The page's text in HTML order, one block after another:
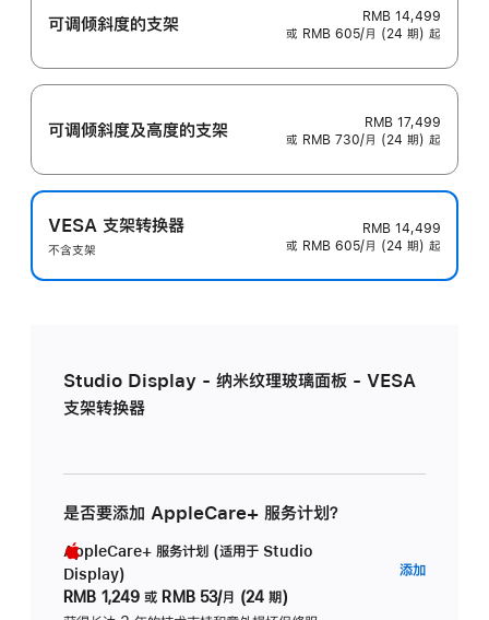
可调倾斜度的支架
RMB 14,499
或 RMB 605/月 (24 期) 起
可调倾斜度及高‍度的支‍架
RMB 17,499
或 RMB 730/月 (24 期) 起
VESA 支架转换器
不含支架
RMB 14,499
或 RMB 605/月 (24 期) 起
Studio Display - 纳米纹理玻璃面板 - VESA
支架转换器
是否要添加 AppleCare+ 服务计划？
AppleCare+ 服务计划 (适用于 Studio
Display)
RMB 1,249 或 RMB 53/月 (24 期)
添加